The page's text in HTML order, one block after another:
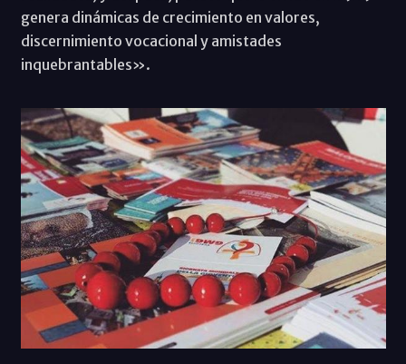
genera dinámicas de crecimiento en valores,
discernimiento vocacional y amistades
inquebrantables».